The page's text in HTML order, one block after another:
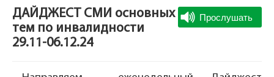
ДАЙДЖЕСТ СМИ основных
тем по инвалидности
29.11-06.12.24